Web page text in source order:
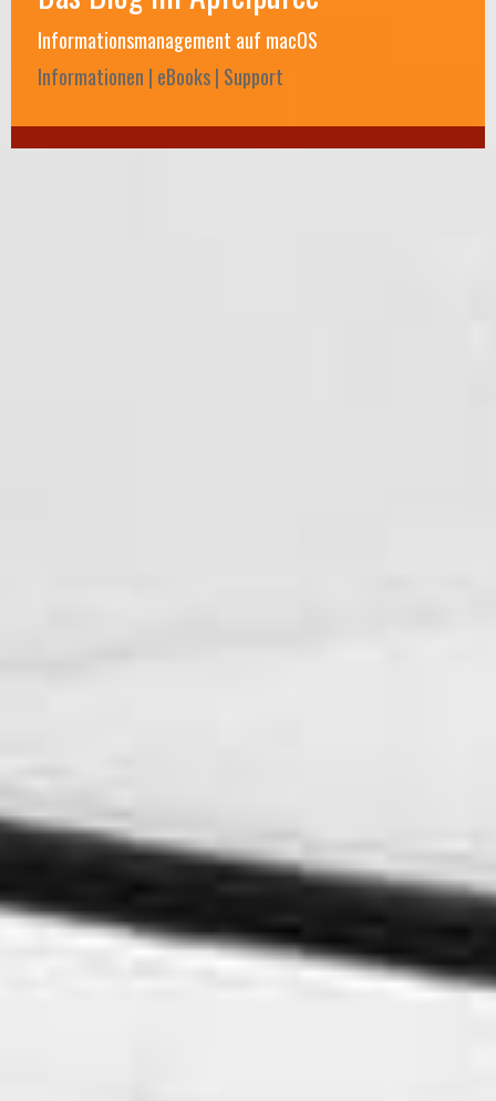
Informationsmanagement auf macOS
Informationen | eBooks | Support